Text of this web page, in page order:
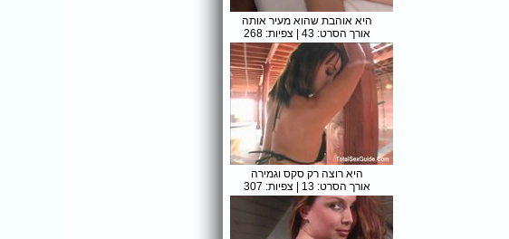
היא אוהבת שהוא מעיר אותה
אורך הסרט: 43 | צפיות: 268
היא רוצה רק סקס וגמירה
אורך הסרט: 13 | צפיות: 307